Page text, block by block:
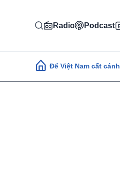
Radio Podcast
Main navigation
Để Việt Nam cất cánh